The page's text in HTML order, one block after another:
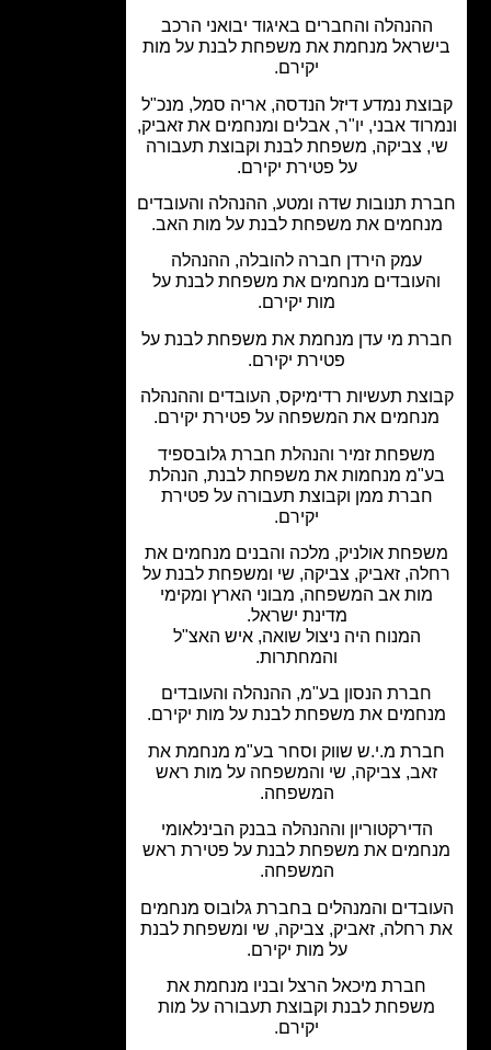
ההנהלה והחברים באיגוד יבואני הרכב
מנחמת את משפחת לבנת על מות
נמדע דיזל הנדסה, אריה סמל, מנכ"ל
אבני, יו"ר, אבלים ומנחמים את זאביק,
צביקה, משפחת לבנת וקבוצת תעבורה
על פטירת יקירם.
תנובות שדה ומטע, ההנהלה והעובדים
את משפחת לבנת על מות האב.
עמק הירדן חברה להובלה, ההנהלה
מנחמים את משפחת לבנת על
מות יקירם.
מי עדן מנחמת את משפחת לבנת על
פטירת יקירם.
תעשיות רדימיקס, העובדים וההנהלה
את המשפחה על פטירת יקירם.
זמיר והנהלת חברת גלובספיד
מנחמות את משפחת לבנת, הנהלת
חברת ממן וקבוצת תעבורה על פטירת
אולניק, מלכה והבנים מנחמים את
זאביק, צביקה, שי ומשפחת לבנת על
מות אב המשפחה, מבוני הארץ ומקימי
מדינת ישראל.
המנוח היה ניצול שואה, איש האצ"ל
והמחתרות.
חברת הנסון בע"מ, ההנהלה והעובדים
את משפחת לבנת על מות יקירם.
מ.י.ש שווק וסחר בע"מ מנחמת את
צביקה, שי והמשפחה על מות ראש
המשפחה.
הדירקטוריון וההנהלה בבנק הבינלאומי
את משפחת לבנת על פטירת ראש
המשפחה.
והמנהלים בחברת גלובוס מנחמים
רחלה, זאביק, צביקה, שי ומשפחת לבנת
על מות יקירם.
חברת מיכאל הרצל ובניו מנחמת את
לבנת וקבוצת תעבורה על מות